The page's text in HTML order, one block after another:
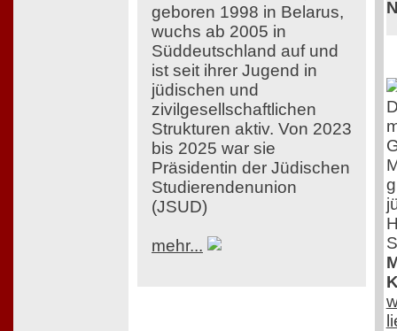
geboren 1998 in Belarus,
wuchs ab 2005 in
Süddeutschland auf und
ist seit ihrer Jugend in
jüdischen und
zivilgesellschaftlichen
Strukturen aktiv. Von 2023
bis 2025 war sie
Präsidentin der Jüdischen
Studierendenunion
(JSUD)
mehr...